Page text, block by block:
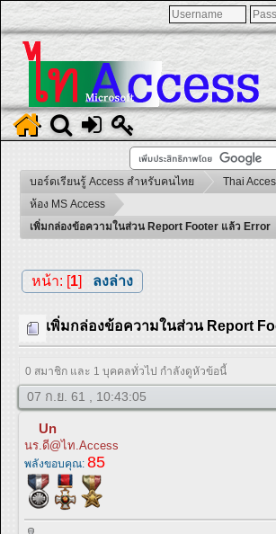
บอร์ดเรียนรู้ Access สำหรับคนไทย
Thai
ห้อง MS Access
เพิ่มกล่องข้อความในส่วน Report Footer แล้ว Error
หน้า: [1] ลงล่าง
เพิ่มกล่องข้อความในส่วน Report
0 สมาชิก และ 1 บุคคลทั่วไป กำลังดูหัวข้อนี้
07 ก.ย. 61 , 10:43:05
Un
นร.ดี@ไท.Access
พลังขอบคุณ: 85